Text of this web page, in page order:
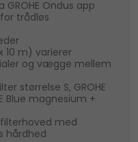
Ondus app
trådløs
m) varierer
og vægge mellem
størrelse S, GROHE
Blue magnesium +
filterhoved med
hårdhed